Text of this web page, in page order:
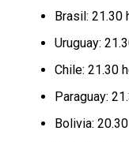
Brasil: 21.30
Uruguay:
Chile: 21.30
Paraguay:
Bolivia: